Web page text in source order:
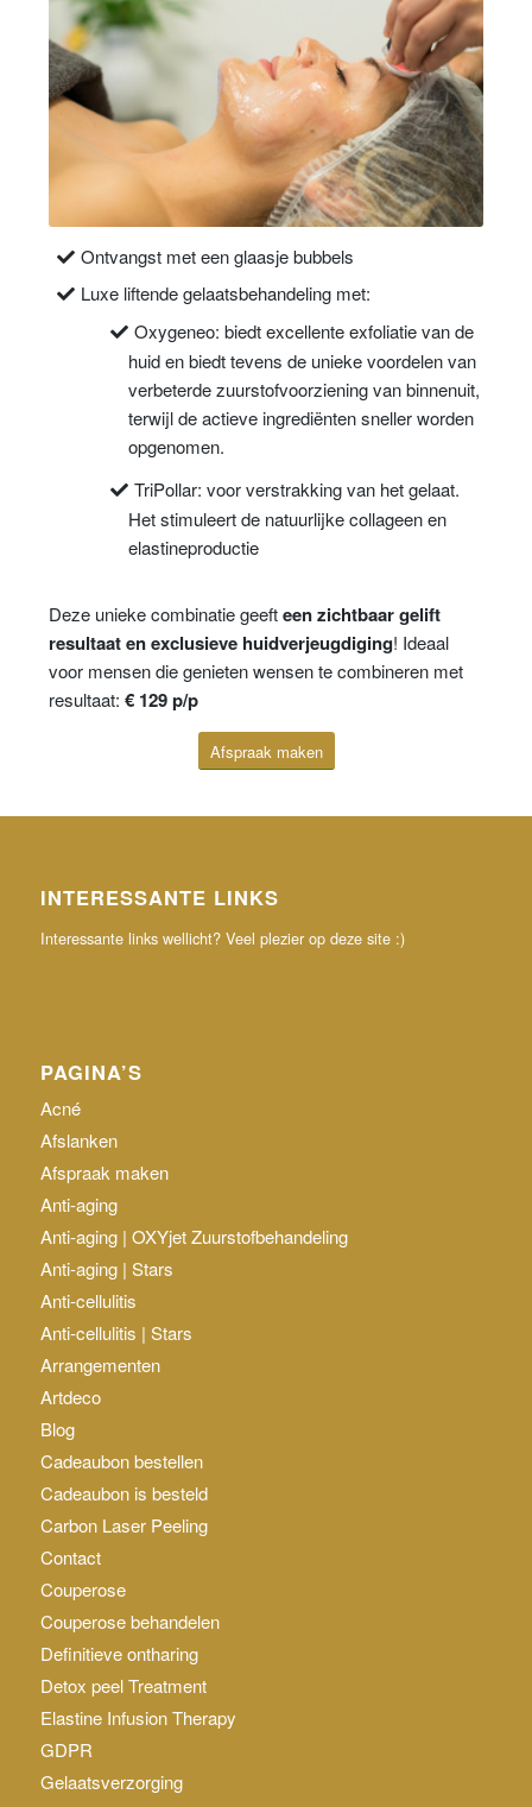
Ontvangst met een glaasje bubbels
Luxe liftende gelaatsbehandeling met:
Oxygeneo: biedt excellente exfoliatie van de
huid en biedt tevens de unieke voordelen van
verbeterde zuurstofvoorziening van binnenuit,
terwijl de actieve ingrediënten sneller worden
opgenomen.
TriPollar: voor verstrakking van het gelaat.
Het stimuleert de natuurlijke collageen en
elastineproductie
Deze unieke combinatie geefteen zichtbaar gelift
resultaat en exclusieve huidverjeugdiging! Ideaal
voor mensen die genieten wensen te combineren met
resultaat: € 129 p/p
Afspraak maken
INTERESSANTE LINKS
Interessante links wellicht? Veel plezier op deze site :)
PAGINA’S
Acné
Afslanken
Afspraak maken
Anti-aging
Anti-aging | OXYjet Zuurstofbehandeling
Anti-aging | Stars
Anti-cellulitis
Anti-cellulitis | Stars
Arrangementen
Artdeco
Blog
Cadeaubon bestellen
Cadeaubon is besteld
Carbon Laser Peeling
Contact
Couperose
Couperose behandelen
Definitieve ontharing
Detox peel Treatment
Elastine Infusion Therapy
GDPR
Gelaatsverzorging